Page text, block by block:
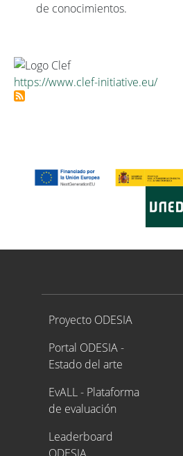
de conocimientos.
https://www.clef-initiative.eu/
Proyecto ODESIA
Proyecto ODESIA
Portal ODESIA -
Estado del arte
EvALL - Plataforma
de evaluación
Leaderboard